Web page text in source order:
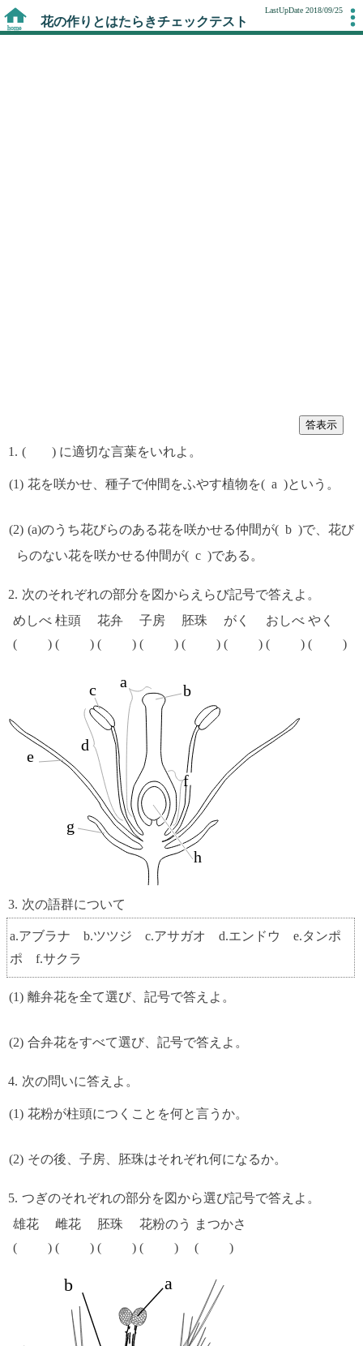
LastUpDate 2018/09/25
花の作りとはたらきチェックテスト
答表示
( ) に適切な言葉をいれよ。
花を咲かせ、種子で仲間をふやす植物を( a )という。
(a)のうち花びらのある花を咲かせる仲間が( b )で、花び
らのない花を咲かせる仲間が( c )である。
次のそれぞれの部分を図からえらび記号で答えよ。
めしべ 柱頭 花弁 子房 胚珠 がく おしべ やく
f
b
a
c
d
e
g
h
次の語群について
a.アブラナ b.ツツジ c.アサガオ d.エンドウ e.タンポ
ポ f.サクラ
離弁花を全て選び、記号で答えよ。
合弁花をすべて選び、記号で答えよ。
次の問いに答えよ。
花粉が柱頭につくことを何と言うか。
その後、子房、胚珠はそれぞれ何になるか。
つぎのそれぞれの部分を図から選び記号で答えよ。
雄花
雌花 胚珠 花粉のう まつかさ
a
b